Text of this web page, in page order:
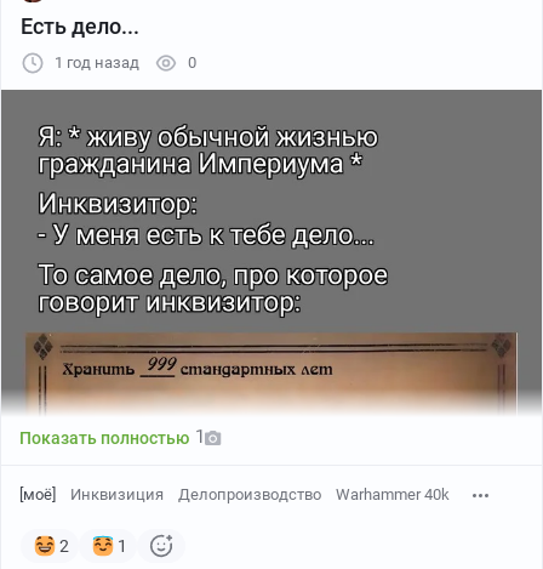
Есть дело...
1 год назад 0
Показать полностью 1
[моё] Инквизиция Делопроизводство Warhammer 40k
2 1